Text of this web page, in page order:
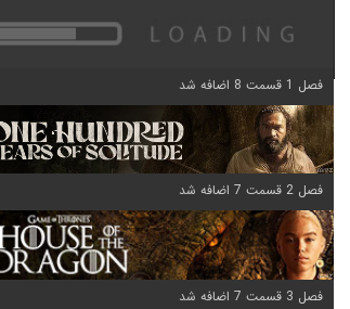
فصل 1 قسمت 8 اضافه شد
فصل 2 قسمت 7 اضافه شد
فصل 3 قسمت 7 اضافه شد